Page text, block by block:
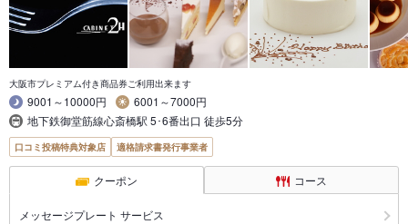
大阪市プレミアム付き商品券ご利用出来ます
9001～10000円
6001～7000円
地下鉄御堂筋線心斎橋駅 5･6番出口 徒歩5分
口コミ投稿特典対象店 適格請求書発行事業者
クーポン コース
メッセージプレート サービス